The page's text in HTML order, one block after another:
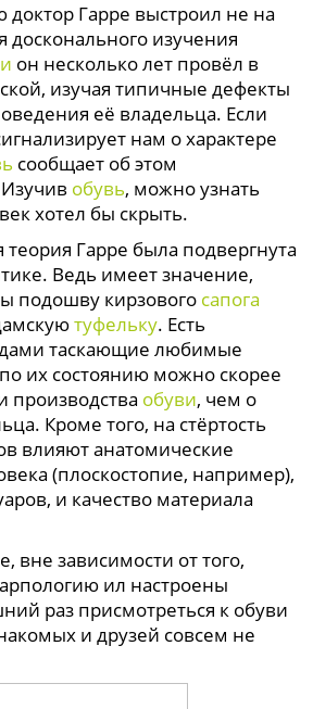
Гарре выстроил не на
досконального изучения
он несколько лет провёл в
изучая типичные дефекты
её владельца. Если
нам о характере
сообщает об этом
обувь, можно узнать
хотел бы скрыть.
Гарре была подвергнута
Ведь имеет значение,
подошву кирзового сапога
туфельку. Есть
таскающие любимые
по их состоянию можно скорее
производства обуви, чем о
Кроме того, на стёртость
влияют анатомические
(плоскостопие, например),
и качество материала
зависимости от того,
ил настроены
раз присмотреться к обуви
и друзей совсем не